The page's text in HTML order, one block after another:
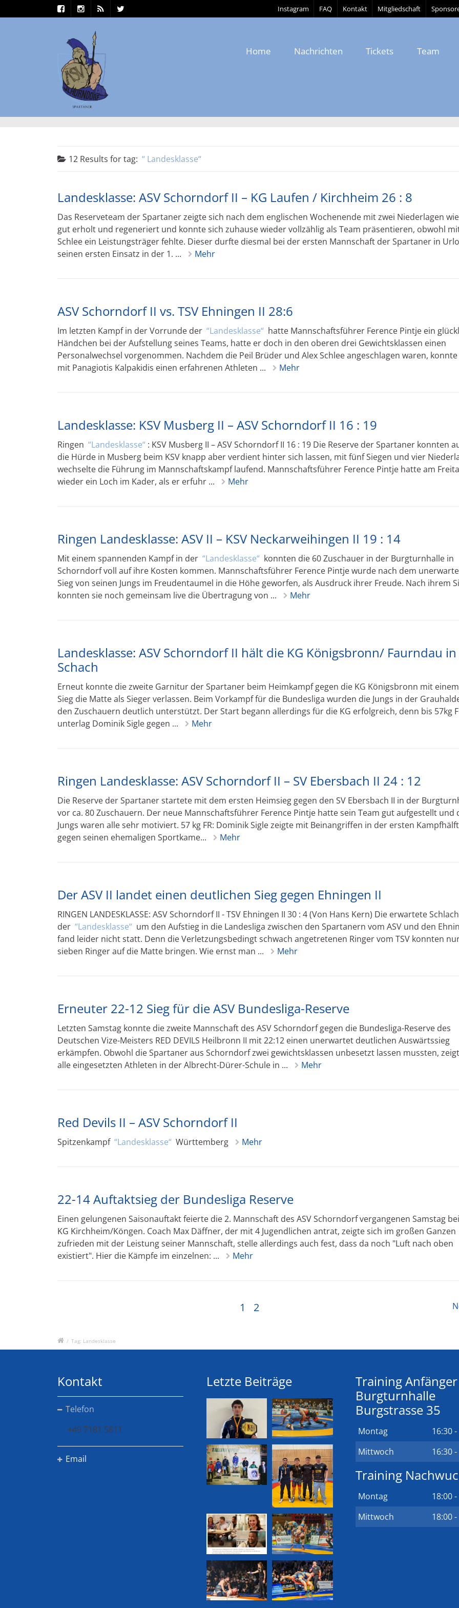
Instagram FAQ Kontakt Mitgliedschaft
Home Nachrichten Tickets Team
12 Results fortag: Landesklasse
Landesklasse: ASV Schorndorf II – KG Laufen / Kirchheim 26 : 8
Das Reserveteam der Spartaner zeigte sich nach dem englischen Wochenende mit zwei Niederlagen
gut erholt und regeneriert und konnte sich zuhause wieder vollzählig als Team präsentieren, obwohl
Schlee ein Leistungsträger fehlte. Dieser durfte diesmal bei der ersten Mannschaft der Spartaner in
seinen ersten Einsatz in der 1. ...
Mehr
ASV Schorndorf II vs. TSV Ehningen II 28:6
Im letzten Kampf in der Vorrunde der Landesklasse
hatte Mannschaftsführer Ference Pintje ein
Händchen bei der Aufstellung seines Teams, hatte er doch in den oberen drei Gewichtsklassen einen
Personalwechsel vorgenommen. Nachdem die Peil Brüder und Alex Schlee angeschlagen waren,
mit Panagiotis Kalpakidis einen erfahrenen Athleten ...
Mehr
Landesklasse: KSV Musberg II – ASV Schorndorf II 16 : 19
Ringen Landesklasse : KSV Musberg II – ASV Schorndorf II 16 : 19 Die Reserve der Spartaner konnten
die Hürde in Musberg beim KSV knapp aber verdient hinter sich lassen, mit fünf Siegen und vier
wechselte die Führung im Mannschaftskampf laufend. Mannschaftsführer Ference Pintje hatte am
wieder ein Loch im Kader, als er erfuhr ...
Mehr
Ringen Landesklasse: ASV II – KSV Neckarweihingen II 19 : 14
Mit einem spannenden Kampf in der Landesklasse
konnten die 60 Zuschauer in der Burgturnhalle in
Schorndorf voll auf ihre Kosten kommen. Mannschaftsführer Ference Pintje wurde nach dem
Sieg von seinen Jungs im Freudentaumel in die Höhe geworfen, als Ausdruck ihrer Freude. Nach ihrem
konnten sie noch gemeinsam live die Übertragung von ...
Mehr
Landesklasse: ASV Schorndorf II hält die KG Königsbronn/ Faurndau in
Schach
Erneut konnte die zweite Garnitur der Spartaner beim Heimkampf gegen die KG Königsbronn mit
Sieg die Matte als Sieger verlassen. Beim Vorkampf für die Bundesliga wurden die Jungs in der
den Zuschauern deutlich unterstützt. Der Start begann allerdings für die KG erfolgreich, denn bis 57kg
unterlag Dominik Sigle gegen ...
Mehr
Ringen Landesklasse: ASV Schorndorf II – SV Ebersbach II 24 : 12
Die Reserve der Spartaner startete mit dem ersten Heimsieg gegen den SV Ebersbach II in der
vor ca. 80 Zuschauern. Der neue Mannschaftsführer Ference Pintje hatte sein Team gut aufgestellt und
Jungs waren alle sehr motiviert. 57 kg FR: Dominik Sigle zeigte mit Beinangriffen in der ersten
gegen seinen ehemaligen Sportkame...
Mehr
Der ASV II landet einen deutlichen Sieg gegen Ehningen II
RINGEN LANDESKLASSE: ASV Schorndorf II - TSV Ehningen II 30 : 4 (Von Hans Kern) Die erwartete
der
Landesklasse
um den Aufstieg in die Landesliga zwischen den Spartanern vom ASV und den
fand leider nicht statt. Denn die Verletzungsbedingt schwach angetretenen Ringer vom TSV konnten
sieben Ringer auf die Matte bringen. Wie ernst man ...
Mehr
Erneuter 22-12 Sieg für die ASV Bundesliga-Reserve
Letzten Samstag konnte die zweite Mannschaft des ASV Schorndorf gegen die Bundesliga-Reserve des
Deutschen Vize-Meisters RED DEVILS Heilbronn II mit 22:12 einen unerwartet deutlichen Auswärtssieg
erkämpfen. Obwohl die Spartaner aus Schorndorf zwei gewichtsklassen unbesetzt lassen mussten,
alle eingesetzten Athleten in der Albrecht-Dürer-Schule in ...
Mehr
Red Devils II – ASV Schorndorf II
Spitzenkampf Landesklasse Württemberg Mehr
22-14 Auftaktsieg der Bundesliga Reserve
Einen gelungenen Saisonauftakt feierte die 2. Mannschaft des ASV Schorndorf vergangenen Samstag
KG Kirchheim/Köngen. Coach Max Däffner, der mit 4 Jugendlichen antrat, zeigte sich im großen Ganzen
zufrieden mit der Leistung seiner Mannschaft, stelle allerdings auch fest, dass da noch "Luft nach oben
existiert". Hier die Kämpfe im einzelnen: ...
Mehr
1 2
/ Tag: Landesklasse
Kontakt
Telefon
+49 7181 5811
Email
Letzte Beiträge
Training Anfänger
Burgturnhalle
Burgstrasse 35
Montag
16:30
Mittwoch
16:30
Training
Montag
18:00
Mittwoch
18:00